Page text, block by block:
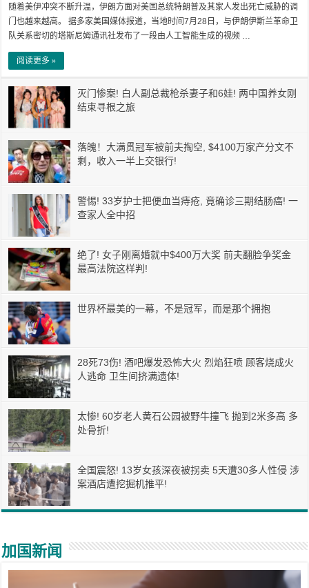
随着美伊冲突不断升温，伊朗方面对美国总统特朗普及其家人发出死亡威胁的调
门也越来越高。 据多家美国媒体报道，当地时间7月28日，与伊朗伊斯兰革命卫
队关系密切的塔斯尼姆通讯社发布了一段由人工智能生成的视频 …
阅读更多 »
灭门惨案! 白人副总裁枪杀妻子和6娃! 两中国养女刚
结束寻根之旅
落魄！大满贯冠军被前夫掏空, $4100万家产分文不
剩，收入一半上交银行!
警惕! 33岁护士把便血当痔疮, 竟确诊三期结肠癌! 一
查家人全中招
绝了! 女子刚离婚就中$400万大奖 前夫翻脸争奖金
最高法院这样判!
世界杯最美的一幕，不是冠军，而是那个拥抱
28死73伤! 酒吧爆发恐怖大火 烈焰狂喷 顾客烧成火
人逃命 卫生间挤满遗体!
太惨! 60岁老人黄石公园被野牛撞飞 抛到2米多高 多
处骨折!
全国震怒! 13岁女孩深夜被拐卖 5天遭30多人性侵 涉
案酒店遭挖掘机推平!
加国新闻